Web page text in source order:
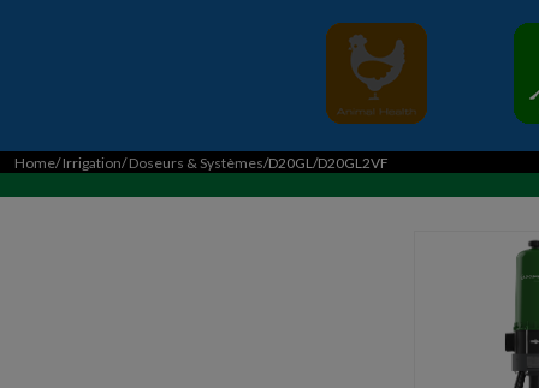
Home/Irrigation/Doseurs & Systèmes/D20GL/D20GL2VF